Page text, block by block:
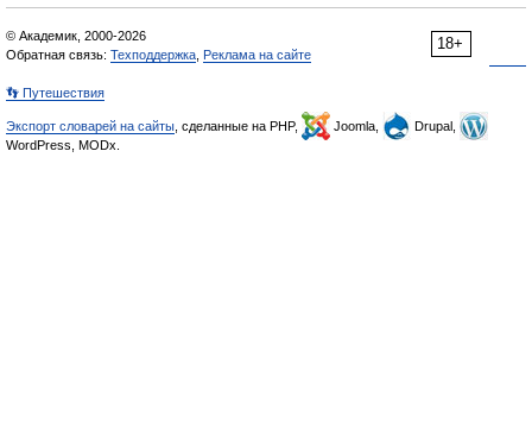
18+
© Академик, 2000-2026
Обратная связь: Техподдержка Реклама на сайте
👣 Путешествия
Экспорт словарей на сайты , сделанные на PHP, Joomla,
Drupal,
WordPress, MODx.